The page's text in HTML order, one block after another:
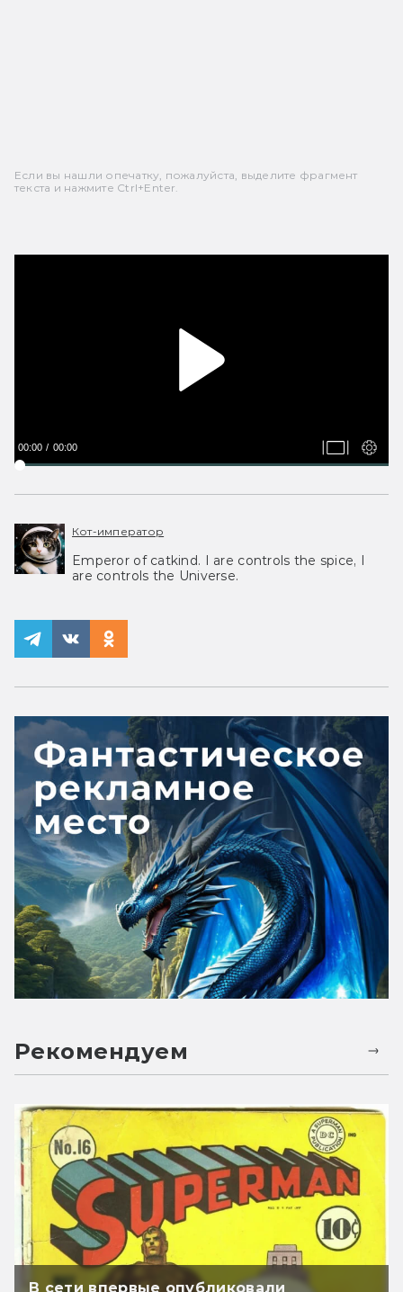
Если вы нашли опечатку, пожалуйста, выделите фрагмент
текста и нажмите Ctrl+Enter.
00:00 00:00
Кот-император
Emperor of catkind. I are controls the spice, I
are controls the Universe.
Рекомендуем
В сети впервые опубликовали